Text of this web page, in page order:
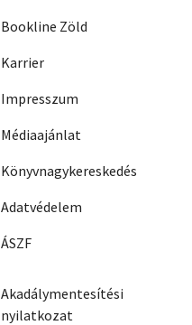
Bookline Zöld
Karrier
Impresszum
Médiaajánlat
Könyvnagykereskedés
Adatvédelem
ÁSZF
Akadálymentesítési
nyilatkozat